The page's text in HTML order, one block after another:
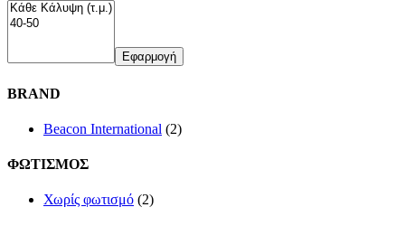
Εφαρμογή
BRAND
Beacon International (2)
ΦΩΤΙΣΜΟΣ
Χωρίς φωτισμό (2)